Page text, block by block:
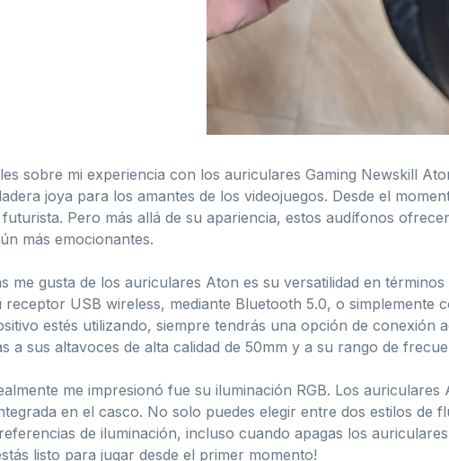
sobre mi experiencia con los auriculares Gaming Newskill
joya para los amantes de los videojuegos. Desde el
Pero más allá de su apariencia, estos audífonos
más emocionantes.
me gusta de los auriculares Aton es su versatilidad en
USB wireless, mediante Bluetooth 5.0, o simplemente
estés utilizando, siempre tendrás una opción de conexión
a sus altavoces de alta calidad de 50mm y a su rango de
me impresionó fue su iluminación RGB. Los
en el casco. No solo puedes elegir entre dos estilos de
de iluminación, incluso cuando apagas los
listo para jugar desde el primer momento!